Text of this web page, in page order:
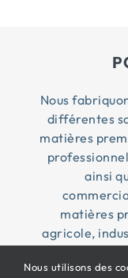
Nous
différentes
matières
ainsi
matières
agricole,
Nous utilisons des